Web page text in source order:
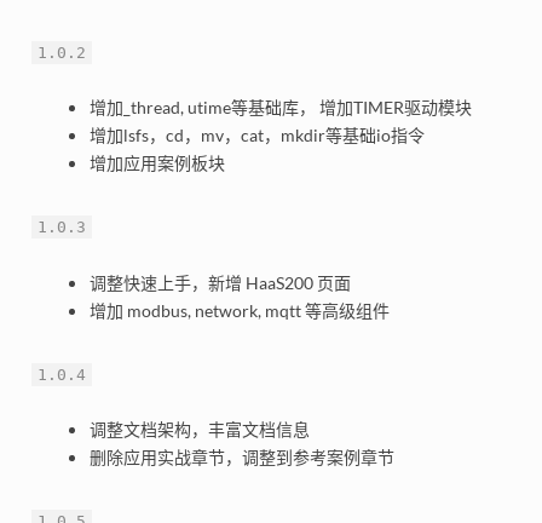
1.0.2
增加_thread, utime等基础库， 增加TIMER驱动模块
增加lsfs，cd，mv，cat，mkdir等基础io指令
增加应用案例板块
1.0.3
调整快速上手，新增 HaaS200 页面
增加 modbus, network, mqtt 等高级组件
1.0.4
调整文档架构，丰富文档信息
删除应用实战章节，调整到参考案例章节